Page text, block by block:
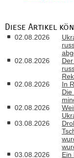
Diese Artikel
02.08.2026
02.08.2026
02.08.2026
In
Die
02.08.2026
03.08.2026
03.08.2026
Ein